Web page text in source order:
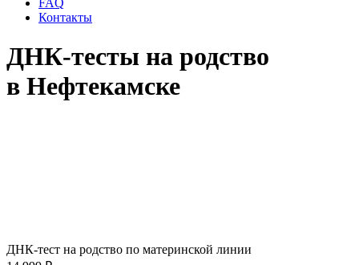
FAQ
Контакты
ДНК-тесты на родство
в Нефтекамске
ДНК-тест на родство по материнской линии